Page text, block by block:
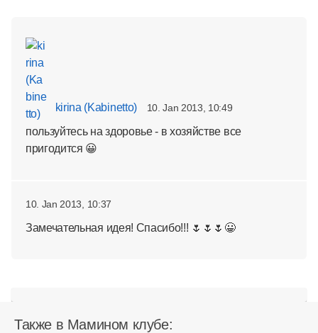
kirina (Kabinetto) 10. Jan 2013, 10:49
пользуйтесь на здоровье - в хозяйстве все
пригодится 😀
10. Jan 2013, 10:37
Замечательная идея! Спасибо!!! 🌷🌷🌷😀
Также в Мамином клубе: